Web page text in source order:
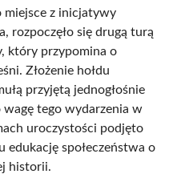
miejsce z inicjatywy
rozpoczęło się drugą turą
który przypomina o
Złożenie hołdu
przyjętą jednogłośnie
wagę tego wydarzenia w
uroczystości podjęto
edukację społeczeństwa o
historii.